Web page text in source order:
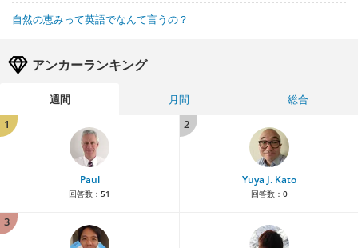
自然の恵みって英語でなんて言うの？
アンカーランキング
週間 月間
総合
1
Paul
回答数： 51
2
Yuya J. Kato
回答数： 0
3